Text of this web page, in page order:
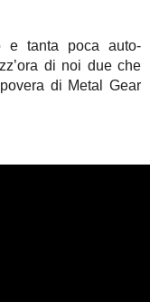
e tanta poca auto-
di noi due che
di Metal Gear